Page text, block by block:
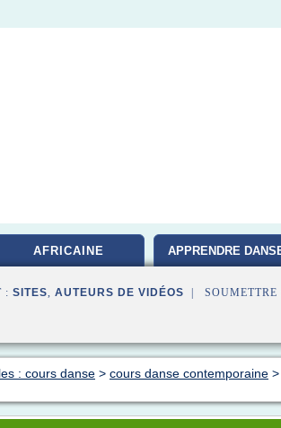
AFRICAINE APPRENDRE
: SITES, AUTEURS DE VIDÉOS | SOUMETTRE
: cours danse > cours danse contemporaine >